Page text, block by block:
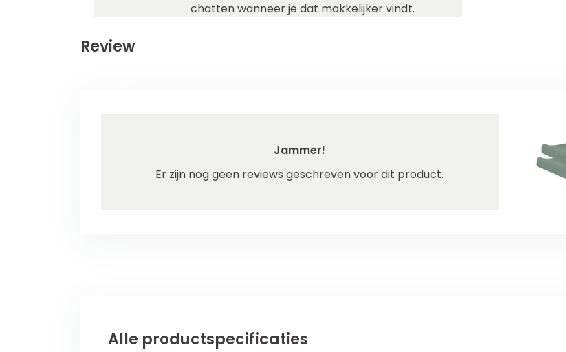
chatten wanneer je dat makkelijker vindt.
Review
Jammer!
Er zijn nog geen reviews geschreven voor dit product.
Alle productspecificaties